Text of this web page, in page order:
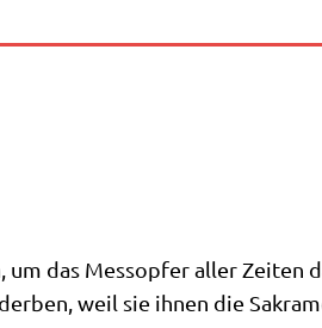
um das Mess­op­fer aller Zei­ten
weil sie ihnen die